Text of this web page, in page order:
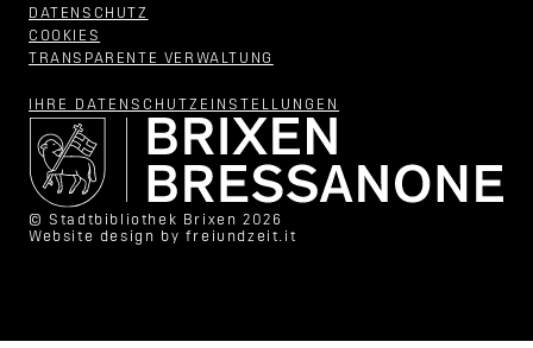
DATENSCHUTZ
COOKIES
TRANSPARENTE VERWALTUNG
IHRE DATENSCHUTZ­EINSTELLUNGEN
© Stadtbibliothek Brixen 2026
Website design by freiundzeit.it